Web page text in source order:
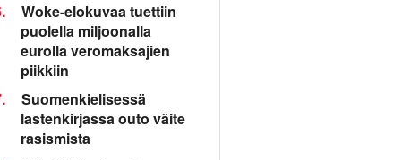
Woke-elokuvaa tuettiin
puolella miljoonalla
eurolla veromaksajien
piikkiin
Suomenkielisessä
lastenkirjassa outo väite
rasismista